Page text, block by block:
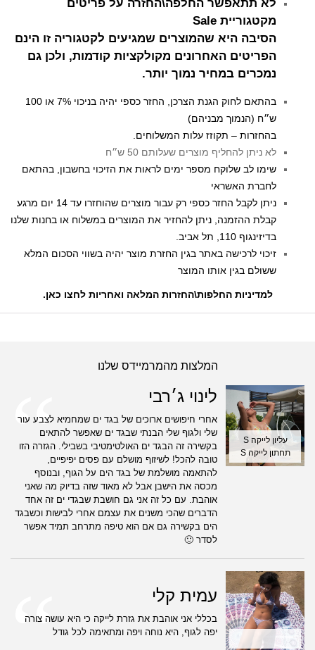
לא תתאפשר החלפה\החזרה על פריטים
מקטגוריית Sale
הסיבה היא שהמוצרים שמגיעים לקטגוריה זו הינם
הפריטים האחרונים מקולקציות קודמות, ולכן גם
נמכרים במחיר נמוך יותר.
בהתאם לחוק הגנת הצרכן, החזר כספי יהיה בניכוי 7% או 100
ש״ח (הנמוך מבניהם)
בהחזרות – תקוזז עלות המשלוחים.
לא ניתן להחליף מוצרים שעלותם 50 ש״ח
שימו לב שלוקח מספר ימים לראות את הזיכוי בחשבון, בהתאם
לחברת האשראי
ניתן לקבל החזר כספי רק עבור מוצרים שהוחזרו עד 14 יום מרגע
קבלת ההזמנה, ניתן להחזיר את המוצרים במשלוח או בחנות שלנו
בדיזינגוף 110, תל אביב.
זיכוי לרכישה באתר בגין החזרת מוצר יהיה בשווי הסכום המלא
ששולם בגין אותו המוצר
למדיניות החלפות\החזרות המלאה ואחריות לחצו כאן.
המלצות מהמרמיידס שלנו
עליון לייקה S
תחתון לייקה S
לינוי ג׳רבי
אחרי חיפושים ארוכים של בגד ים שמחמיא לצבע עור
שלי ולגוף שלי הבנתי שבגד ים שאפשר להתאים
בקשירה זה הבגד ים האולטימטיבי בשבילי. הגזרה הזו
טובה להכל! לשיזוף מושלם עם פסים יפיפיים,
להתאמה מושלמת של בגד הים על הגוף, ובנוסף
מכסה את הישבן אבל לא מאוד שזה בדיוק מה שאני
אוהבת. עם כל זה אני גם חושבת שבגדי ים זה אחד
הדברים שהכי משנים את עצמם אחרי לבישות וכשבגד
הים בקשירה גם אם הוא טיפה מתרחב תמיד אפשר
לסדר 🙂
עמית קלי
בכללי אני אוהבת את גזרת לייקה כי היא עושה צורה
יפה לגוף, היא נוחה ויפה ומתאימה לכל גודל